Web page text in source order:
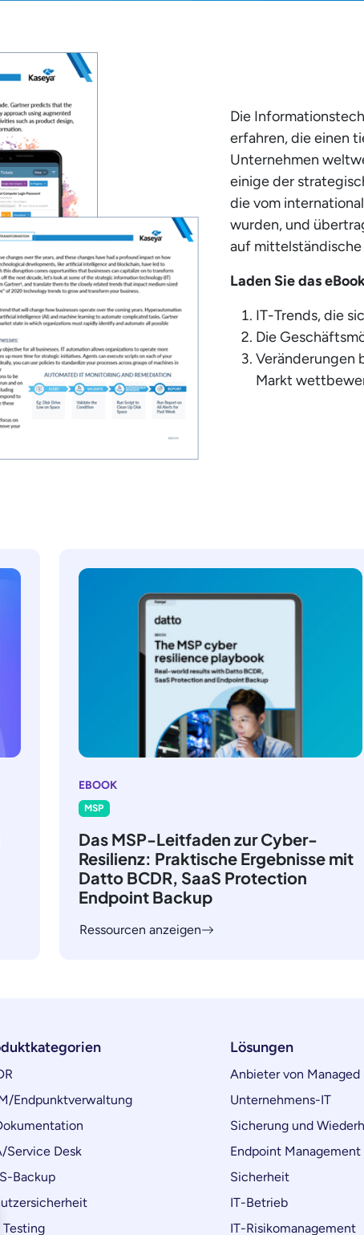
Die
erfahren, die einen
Unternehmen
einige der
die vom
wurden, und
auf
Laden Sie das
IT-Trends, die
Die
Veränderungen
Markt
EBOOK
MSP
Das MSP-Leitfaden zur Cyber-
Resilienz: Praktische Ergebnisse mit
Datto BCDR, SaaS Protection
Endpoint Backup
Ressourcen anzeigen
Endpunktverwaltung
Service Desk
Backup
Testing
Lösungen
Anbieter von Managed
Unternehmens-IT
Sicherung und
Endpoint Management
Sicherheit
IT-Betrieb
IT-Risikomanagement